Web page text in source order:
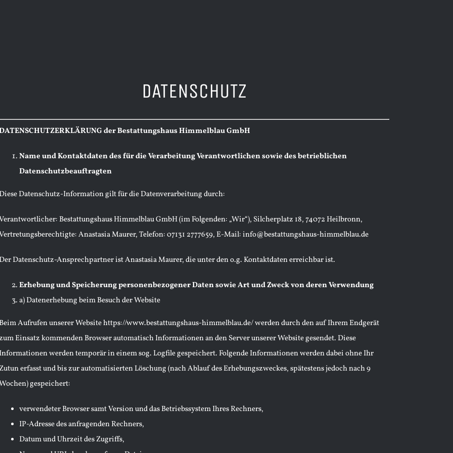
DATENSCHUTZ
der Bestattungshaus Himmelblau GmbH
Name und Kontaktdaten des für die Verarbeitung Verantwortlichen sowie des betrieblichen
Datenschutzbeauftragten
Datenschutz-Information gilt für die Datenverarbeitung durch:
Bestattungshaus Himmelblau GmbH (im Folgenden: „Wir“), Silcherplatz 18, 74072 Heilbronn,
Anastasia Maurer, Telefon: 07131 2777659, E-Mail:info@bestattungshaus-himmelblau.de
Datenschutz-Ansprechpartner ist Anastasia Maurer, die unter den o.g. Kontaktdaten erreichbar ist.
Erhebung und Speicherung personenbezogener Daten sowie Art und Zweck von deren Verwendung
a) Datenerhebung beim Besuch der Website
Aufrufen unserer Websitehttps://www.bestattungshaus-himmelblau.de/werden durch den auf Ihrem Endgerät
Einsatz kommenden Browser automatisch Informationen an den Server unserer Website gesendet. Diese
werden temporär in einem sog. Logfile gespeichert. Folgende Informationen werden dabei ohne Ihr
erfasst und bis zur automatisierten Löschung (nach Ablauf des Erhebungszweckes, spätestens jedoch nach 9
gespeichert:
verwendeter Browser samt Version und das Betriebssystem Ihres Rechners,
IP-Adresse des anfragenden Rechners,
Datum und Uhrzeit des Zugriffs,